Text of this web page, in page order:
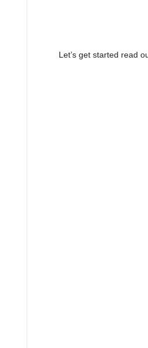
Let’s get started read